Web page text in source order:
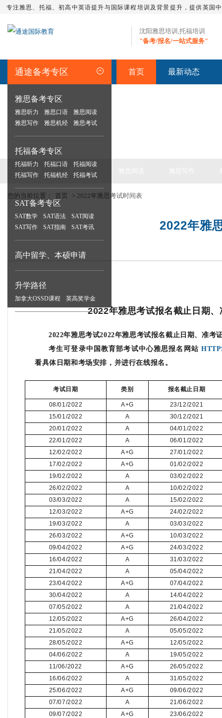
专注雅思、托福、初高中英语提升与国际课程培训及背景提升，提供英国
沈阳雅思培训,托福培训
"备考/报名/一站式服务"
通途备考专区
雅思备考专区
雅思听力 雅思口语
雅思阅读
雅思写作
雅思机经 雅思考试
托福备考专区
托福听力 托福口语
托福阅读
托福写作
托福机经 托福考试
SAT备考专区
SAT数学 SAT语法
SAT阅读
SAT写作
SAT指南 SAT考讯
高中留学、本硕申请
升学路径
加拿大OSSD课程 英高奖学金
首页 最新动态
IELTS ARTICLE >> 雅思备考
雅思听力 雅思口语
您的当前位置： 首页 > 2022年雅思考试时间表
2022年雅
2022年雅思考试报名截止日期
2022年雅思考试2022年雅思考试报名截止日期、准考
考生可登录中国教育部考试中心雅思报名网站
看具体日期和考场安排，并进行在线报名 。
考试日期 类别 报名截止日期
08/01/2022 A+G
23/12/2021
15/01/2022
A
30/12/2021
20/01/2022
A
04/01/2022
22/01/2022
A
06/01/2022
12/02/2022
A+G
27/01/2022
17/02/2022
A+G
01/02/2022
19/02/2022
A
03/02/2022
26/02/2022
A
10/02/2022
03/03/2022
A
15/02/2022
12/03/2022
A+G
24/02/2022
19/03/2022
A
03/03/2022
26/03/2022
A+G
10/03/2022
09/04/2022
A+G
24/03/2022
16/04/2022
A
31/03/2022
21/04/2022
A
05/04/2022
23/04/2022
A+G
07/04/2022
30/04/2022
A
14/04/2022
07/05/2022
A
21/04/2022
12/05/2022
A+G
26/04/2022
21/05/2022
A
05/05/2022
28/05/2022
A+G
12/05/2022
04/06/2022
A
19/05/2022
11/06/2022
A+G
26/05/2022
16/06/2022
A
31/05/2022
25/06/2022
A+G
09/06/2022
07/07/2022
A
21/06/2022
09/07/2022
A+G
23/06/2022